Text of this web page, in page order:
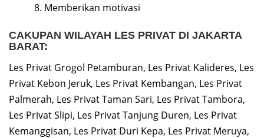
Memberikan motivasi
CAKUPAN WILAYAH LES PRIVAT DI JAKARTA
BARAT:
Les Privat Grogol Petamburan, Les Privat Kalideres, Les
Privat Kebon Jeruk, Les Privat Kembangan, Les Privat
Palmerah, Les Privat Taman Sari, Les Privat Tambora,
Les Privat Slipi, Les Privat Tanjung Duren, Les Privat
Kemanggisan, Les Privat Duri Kepa, Les Privat Meruya,